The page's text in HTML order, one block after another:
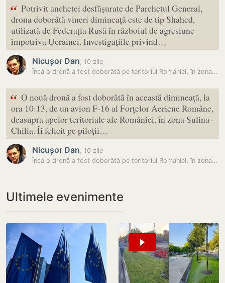
“ Potrivit anchetei desfășurate de Parchetul General,
drona doborâtă vineri dimineață este de tip Shahed,
utilizată de Federația Rusă în războiul de agresiune
împotriva Ucrainei. Investigațiile privind…
Nicușor Dan, 10 zile
Încă o dronă a fost doborâtă pe teritoriul României, în zona Sulina…
“ O nouă dronă a fost doborâtă în această dimineață, la
ora 10:13, de un avion F-16 al Forțelor Aeriene Române,
deasupra apelor teritoriale ale României, în zona Sulina–
Chilia. Îi felicit pe piloții…
Nicușor Dan, 10 zile
Încă o dronă a fost doborâtă pe teritoriul României, în zona Sulina…
Ultimele evenimente